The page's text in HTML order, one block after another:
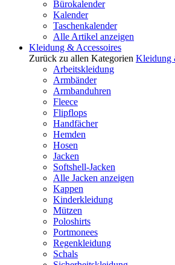
Bürokalender
Kalender
Taschenkalender
Alle Artikel anzeigen
Kleidung & Accessoires
Zurück zu allen Kategorien Kleidung
Arbeitskleidung
Armbänder
Armbanduhren
Fleece
Flipflops
Handfächer
Hemden
Hosen
Jacken
Softshell-Jacken
Alle Jacken anzeigen
Kappen
Kinderkleidung
Mützen
Poloshirts
Portmonees
Regenkleidung
Schals